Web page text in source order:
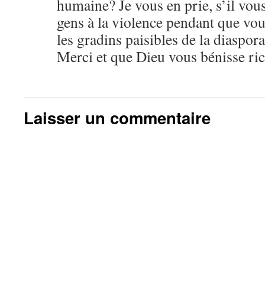
humaine? Je vous en prie, s’il
gens à la violence pendant que
les gradins paisibles de la
Merci et que Dieu vous bénisse
Laisser un commentaire